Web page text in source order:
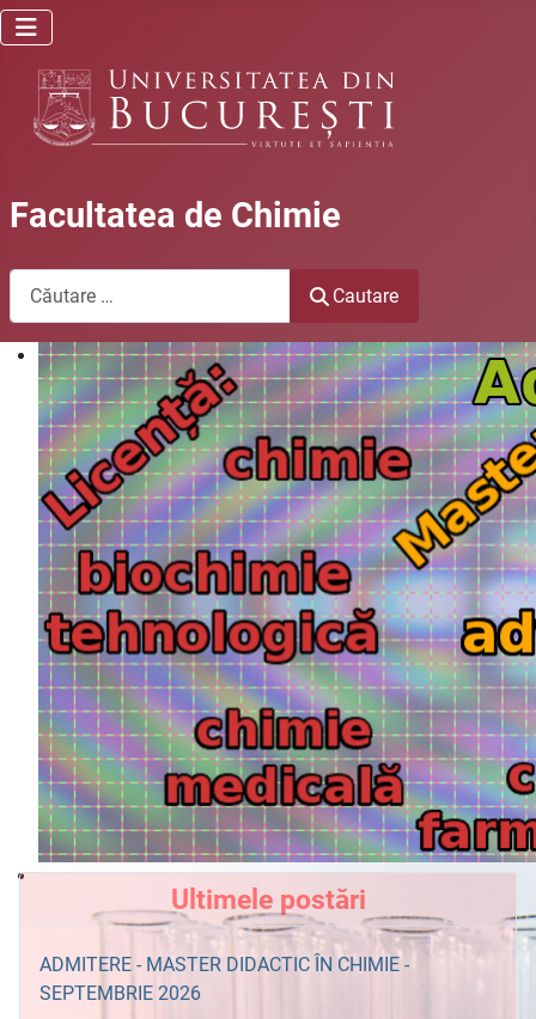
Facultatea de Chimie
Cautare
Cautare
Ultimele postări
ADMITERE - MASTER DIDACTIC ÎN CHIMIE -
SEPTEMBRIE 2026